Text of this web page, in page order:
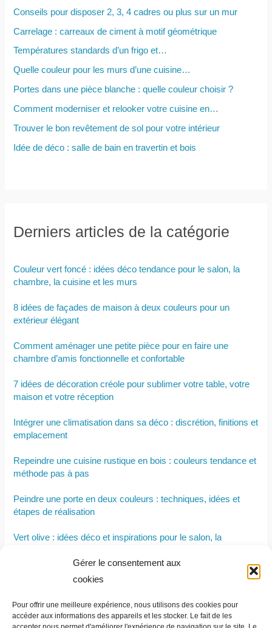
Gérer le consentement aux
cookies
Pour offrir une meilleure expérience, nous utilisons des cookies pour
accéder aux informations des appareils et les stocker. Le fait de les
Conseils pour disposer 2, 3, 4 cadres ou plus sur un mur
Carrelage : carreaux de ciment à motif géométrique
Températures standards d’un frigo et…
Quelle couleur pour les murs d’une cuisine…
Portes dans une pièce blanche : quelle couleur choisir ?
Comment moderniser et relooker votre cuisine en…
Trouver le bon revêtement de sol pour votre intérieur
Idée de déco : salle de bain en travertin et bois
Derniers articles de la catégorie
Couleur vert foncé : idées déco tendance pour le salon, la
chambre, la cuisine et les murs
8 idées de façades de maison à deux couleurs pour un
extérieur élégant
Comment aménager une petite pièce pour en faire une
chambre d’amis fonctionnelle et confortable
7 idées de décoration créole pour sublimer votre table, votre
maison et votre réception
Intégrer une climatisation dans sa déco : discrétion, finitions et
emplacement
Repeindre une cuisine rustique en bois : couleurs tendance et
méthode pas à pas
Peindre une porte en deux couleurs : techniques, idées et
étapes de réalisation
Vert olive : idées déco et inspirations pour le salon, la
Table basse relevable : comment choisir le modèle adapté à
Les avantages et inconvénients d’un ventilateur brumisateur